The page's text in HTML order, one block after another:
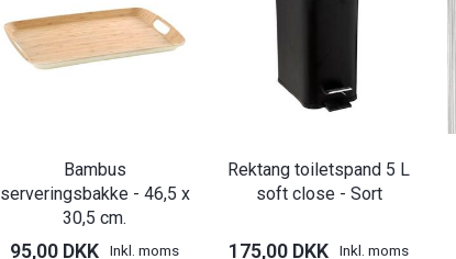
Bambus
serveringsbakke - 46,5 x
30,5 cm.
95,00 DKK Inkl. moms
Rektang toiletspand 5 L
soft close - Sort
175,00 DKK Inkl. moms